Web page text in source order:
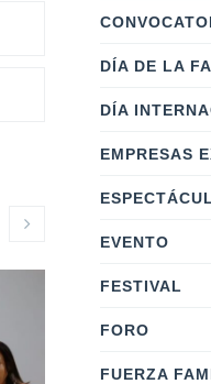
DÍA DE LA
DÍA
EMPRESAS
EVENTO
FESTIVAL
FORO
FUERZA